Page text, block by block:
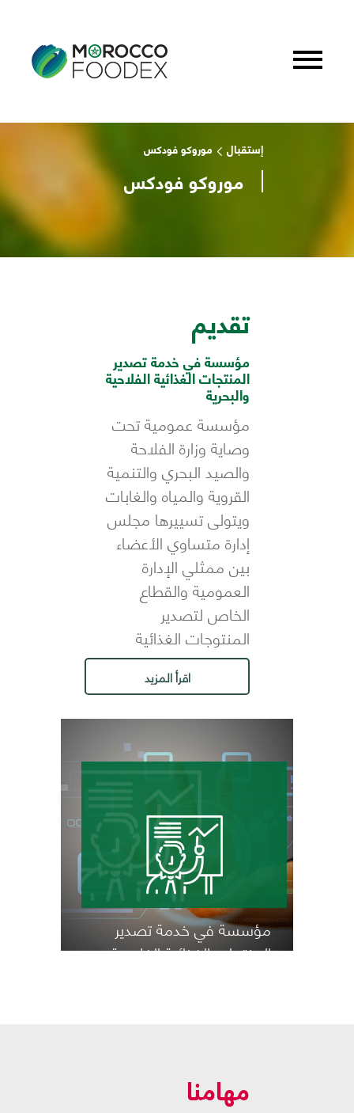
إستقبال موروكو فودكس
موروكو فودكس
تقديم
مؤسسة في خدمة تصدير
المنتجات الغذائية الفلاحية
والبحرية
مؤسسة عمومية تحت
وصاية وزارة الفلاحة
والصيد البحري والتنمية
القروية والمياه والغابات
ويتولى تسييرها مجلس
إدارة متساوي الأعضاء
بين ممثلي الإدارة
العمومية والقطاع
الخاص لتصدير
المنتوجات الغذائية
اقرأ المزيد
مؤسسة في خدمة تصدير
المنتجات الغذائية الفلاحية
مهامنا